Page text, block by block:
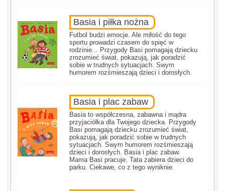
Basia i piłka nożna
Futbol budzi emocje. Ale miłość do tego
sportu prowadzi czasem do spięć w
rodzinie... Przygody Basi pomagają dziecku
zrozumieć świat, pokazują, jak poradzić
sobie w trudnych sytuacjach. Swym
humorem rozśmieszają dzieci i dorosłych.
Basia i plac zabaw
Basia to współczesna, zabawna i mądra
przyjaciółka dla Twojego dziecka. Przygody
Basi pomagają dziecku zrozumieć świat,
pokazują, jak poradzić sobie w trudnych
sytuacjach. Swym humorem rozśmieszają
dzieci i dorosłych. Basia i plac zabaw.
Mama Basi pracuje. Tata zabiera dzieci do
parku. Ciekawe, co z tego wyniknie.